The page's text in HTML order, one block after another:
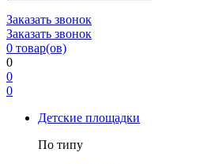
Заказать звонок
Заказать звонок
0 товар(ов)
0
0
0
Детские площадки
По типу